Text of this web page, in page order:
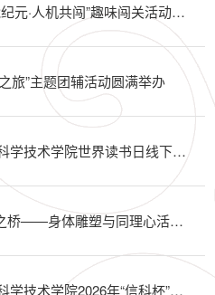
身心赋能月｜“智能纪元·人机共闯”趣味闯关活动圆满举办
旅”主题团辅活动圆满举办
身心赋能月丨信息科学技术学院世界读书日线下活动圆满落幕
身心赋能月 | 共情之桥——身体雕塑与同理心活动总结
身心赋能月丨信息科学技术学院2026年“信科杯”乒乓球赛回顾